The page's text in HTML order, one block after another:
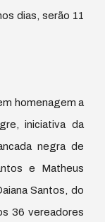
dias, serão 11
homenagem a
iniciativa da
negra de
e Matheus
Santos, do
36 vereadores